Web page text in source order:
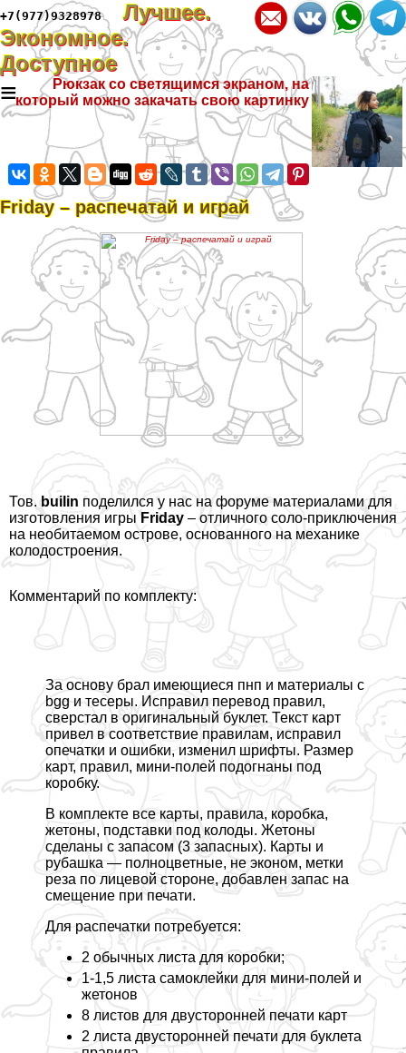
+7(977)9328978
Лучшее.
Экономное.
Доступное
≡
Рюкзак со светящимся экраном, на
который можно закачать свою картинку
Friday – распечатай и играй
Тов.builin поделился у нас на форуме материалами для
изготовления игры Friday – отличного соло-приключения
на необитаемом острове, основанного на механике
колодостроения.
Комментарий по комплекту:
За основу брал имеющиеся пнп и материалы с
bgg и тесеры. Исправил перевод правил,
сверстал в оригинальный буклет. Текст карт
привел в соответствие правилам, исправил
опечатки и ошибки, изменил шрифты. Размер
карт, правил, мини-полей подогнаны под
коробку.
В комплекте все карты, правила, коробка,
жетоны, подставки под колоды. Жетоны
сделаны с запасом (3 запасных). Карты и
рубашка — полноцветные, не эконом, метки
реза по лицевой стороне, добавлен запас на
смещение при печати.
Для распечатки потребуется:
2 обычных листа для коробки;
1-1,5 листа самоклейки для мини-полей и
жетонов
8 листов для двусторонней печати карт
2 листа двусторонней печати для буклета